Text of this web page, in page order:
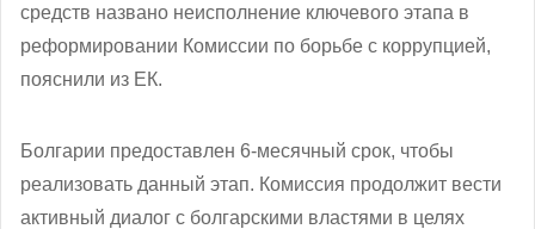
средств названо неисполнение ключевого этапа в
реформировании Комиссии по борьбе с коррупцией,
пояснили из ЕК.
Болгарии предоставлен 6-месячный срок, чтобы
реализовать данный этап. Комиссия продолжит вести
активный диалог с болгарскими властями в целях